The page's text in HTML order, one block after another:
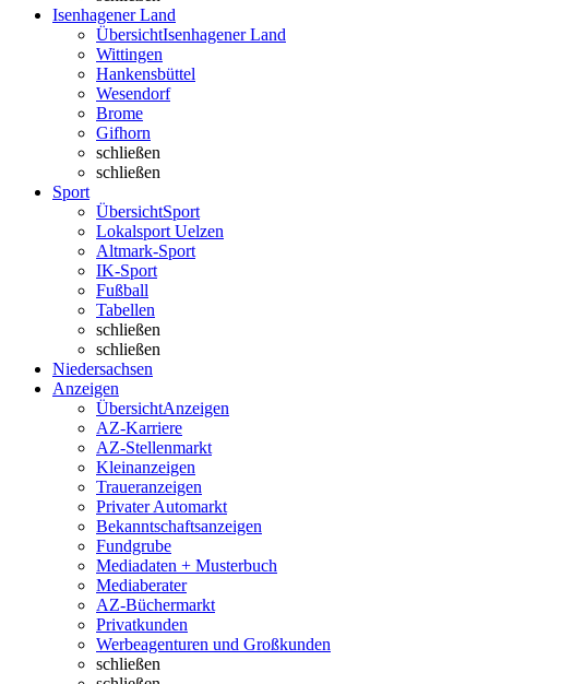
Isenhagener Land
ÜbersichtIsenhagener Land
Wittingen
Hankensbüttel
Wesendorf
Brome
Gifhorn
schließen
schließen
Sport
ÜbersichtSport
Lokalsport Uelzen
Altmark-Sport
IK-Sport
Fußball
Tabellen
schließen
schließen
Niedersachsen
Anzeigen
ÜbersichtAnzeigen
AZ-Karriere
AZ-Stellenmarkt
Kleinanzeigen
Traueranzeigen
Privater Automarkt
Bekanntschaftsanzeigen
Fundgrube
Mediadaten + Musterbuch
Mediaberater
AZ-Büchermarkt
Privatkunden
Werbeagenturen und Großkunden
schließen